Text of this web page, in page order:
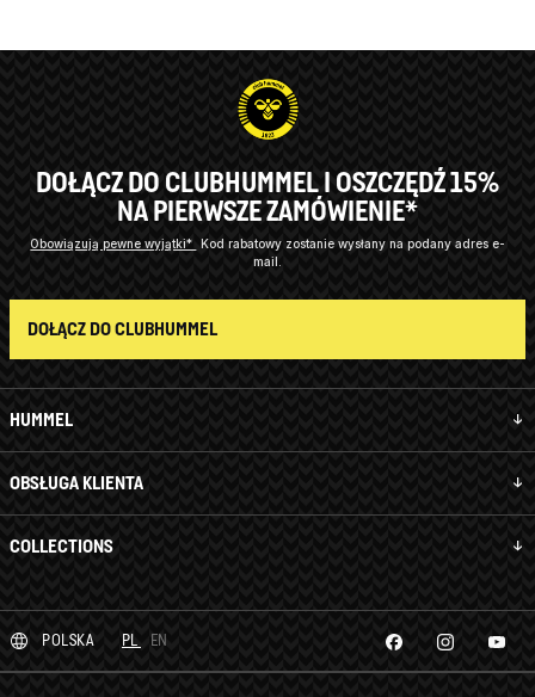
HUMMEL
OBSŁUGA KLIENTA
COLLECTIONS
DOŁĄCZ DO CLUBHUMMEL I OSZCZĘDŹ 15%
NA PIERWSZE ZAMÓWIENIE*
Obowiązują pewne wyjątki* Kod rabatowy zostanie wysłany na podany adres e-
mail.
DOŁĄCZ DO CLUBHUMMEL
POLSKA PL EN